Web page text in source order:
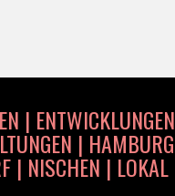
| ENTWICKLUNGEN
| HAMBURG
| NISCHEN | LOKAL